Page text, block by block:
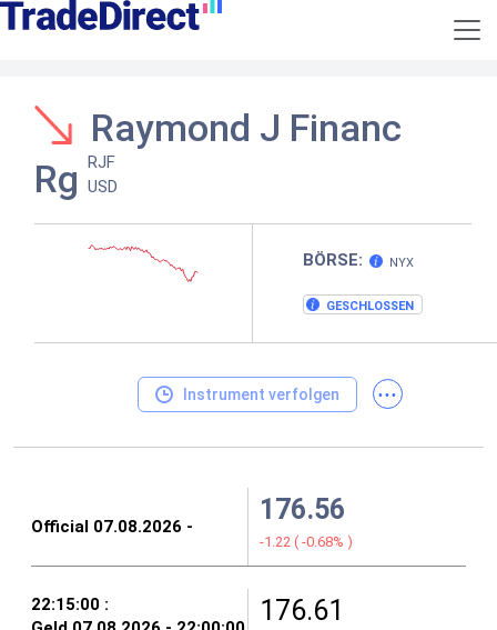
Raymond J Financ
Rg RJF
USD
BÖRSE: NYX
GESCHLOSSEN
Instrument verfolgen ...
176.56
-1.22 ( -0.68% )
176.61